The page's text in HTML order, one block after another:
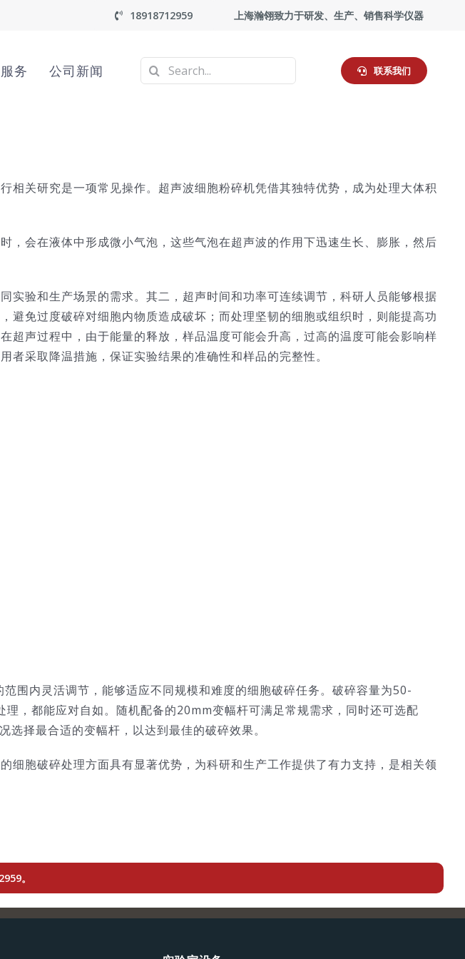
18918712959 上海瀚翎致力于研发、生产、销售科学仪器
务 公司新闻
Search
for:
联系我们
关研究是一项常见操作。超声波细胞粉碎机凭借其独特优势，成为处理大体积
会在液体中形成微小气泡，这些气泡在超声波的作用下迅速生长、膨胀，然后
验和生产场景的需求。其二，超声时间和功率可连续调节，科研人员能够根据
免过度破碎对细胞内物质造成破坏；而处理坚韧的细胞或组织时，则能提高功
声过程中，由于能量的释放，样品温度可能会升高，过高的温度可能会影响样
采取降温措施，保证实验结果的准确性和样品的完整性。
围内灵活调节，能够适应不同规模和难度的细胞破碎任务。破碎容量为50-
，都能应对自如。随机配备的20mm变幅杆可满足常规需求，同时还可选配
择最合适的变幅杆，以达到最佳的破碎效果。
胞破碎处理方面具有显著优势，为科研和生产工作提供了有力支持，是相关领
。